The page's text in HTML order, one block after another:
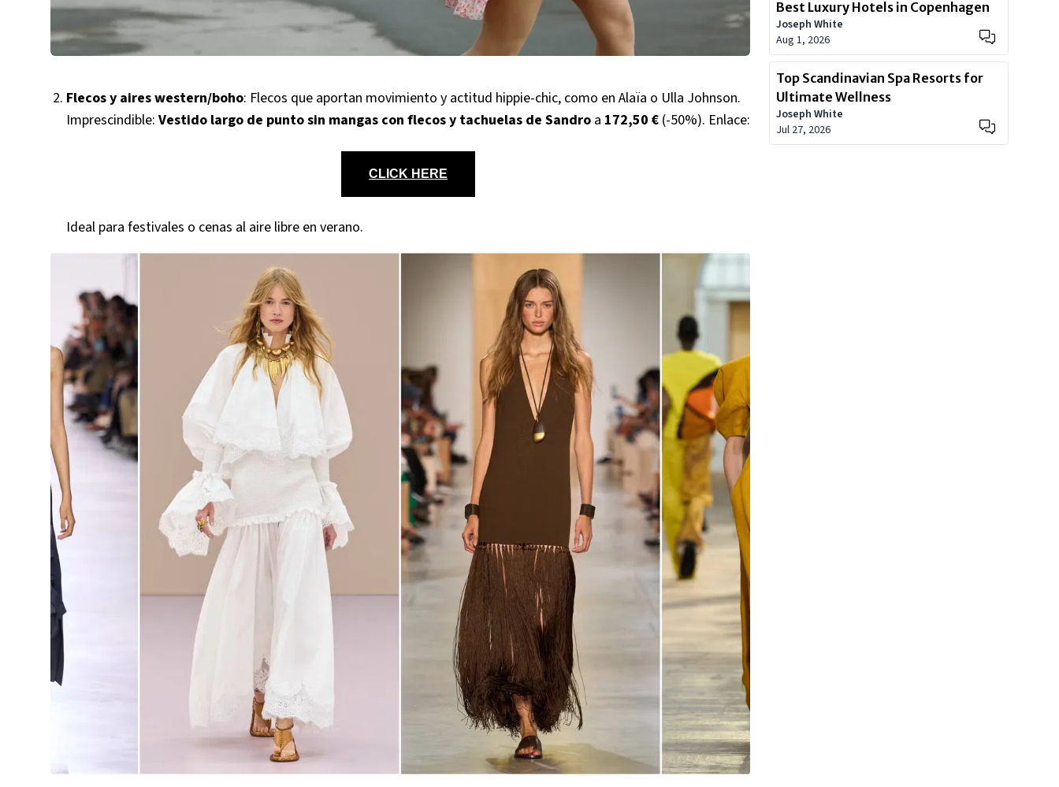
Flecos y aires western/boho: Flecos que aportan movimiento y actitud hippie-chic, como en Alaïa o Ulla Johnson.
Imprescindible: Vestido largo de punto sin mangas con flecos y tachuelas de Sandro a 172,50 € (-50%). Enlace:
CLICK HERE
Ideal para festivales o cenas al aire libre en verano.
Best Luxury Hotels in Copenhagen
Joseph White
Aug 1, 2026
Top Scandinavian Spa Resorts for
Ultimate Wellness
Joseph White
Jul 27, 2026